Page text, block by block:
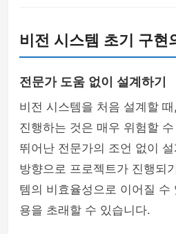
비전 시스템 초기 구현
전문가 도움 없이 설계하기
비전 시스템을 처음 설계할
진행하는 것은 매우 위험할
뛰어난 전문가의 조언 없이
방향으로 프로젝트가 진행되
템의 비효율성으로 이어질 수
용을 초래할 수 있습니다.